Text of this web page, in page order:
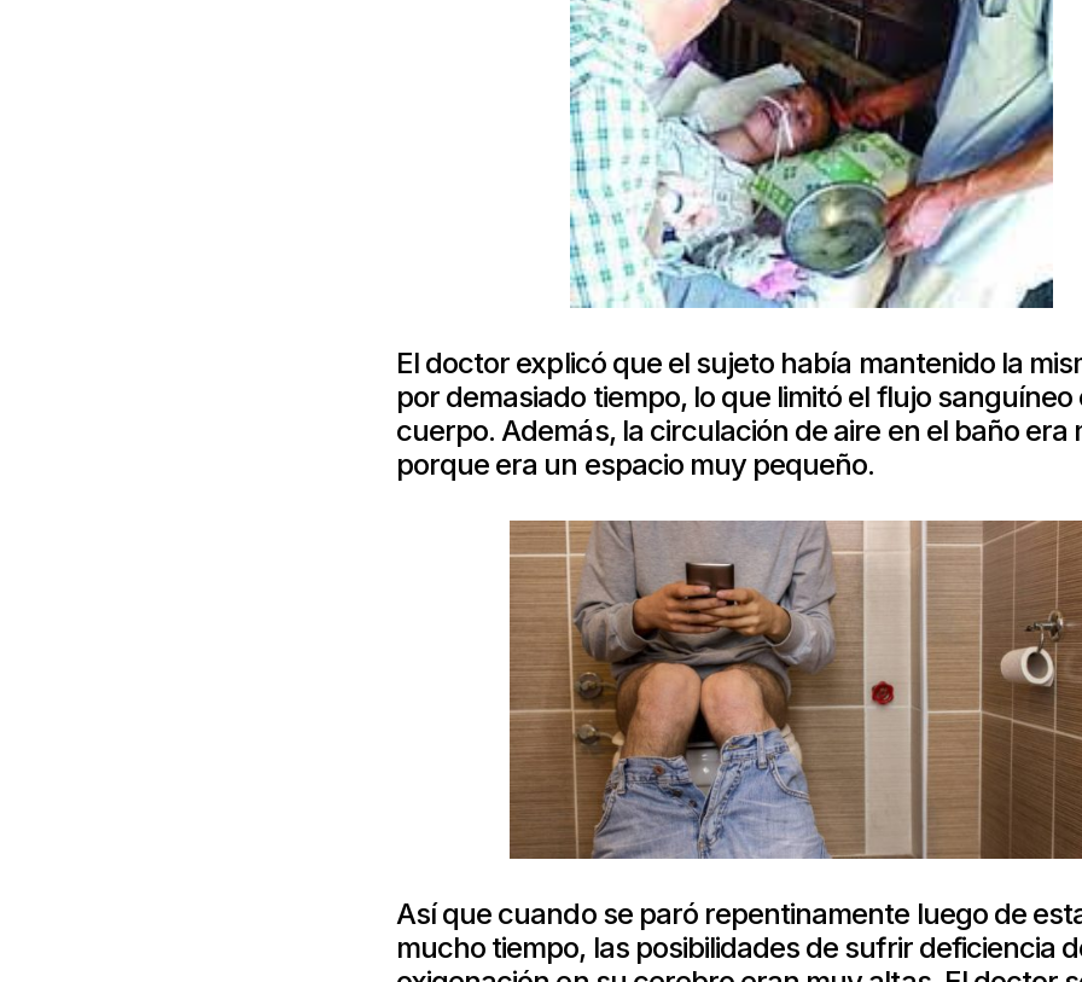
El doctor explicó que el sujeto había mantenido la
por demasiado tiempo, lo que limitó el flujo sanguíneo
cuerpo. Además, la circulación de aire en el baño era
porque era un espacio muy pequeño.
Así que cuando se paró repentinamente luego de
mucho tiempo, las posibilidades de sufrir deficiencia